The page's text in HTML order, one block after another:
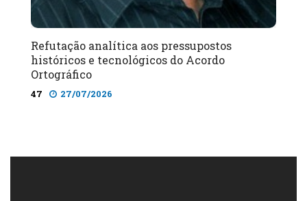
Refutação analítica aos pressupostos
históricos e tecnológicos do Acordo
Ortográfico
47 27/07/2026